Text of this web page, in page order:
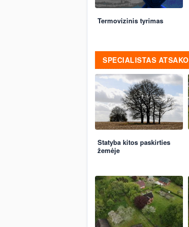
Termovizinis tyrimas
SPECIALISTAS ATSAKO
Statyba kitos paskirties
žemėje